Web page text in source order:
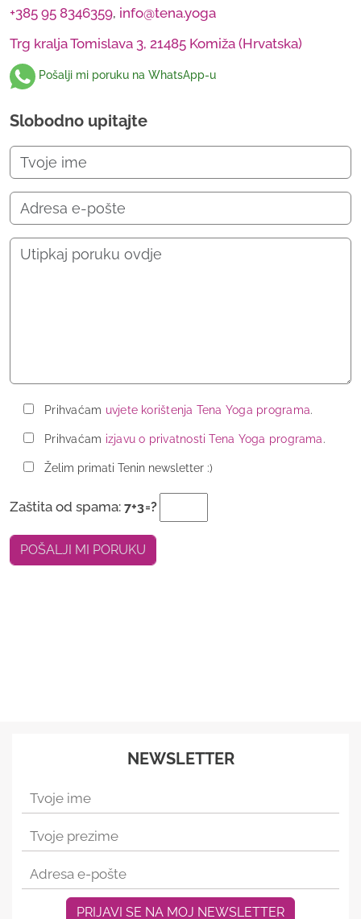
+385 95 8346359, info@tena.yoga
Trg kralja Tomislava 3, 21485 Komiža (Hrvatska)
Pošalji mi poruku na WhatsApp-u
Slobodno upitajte
Please leave this field empty.
Please leave this field empty.
Please leave this field empty.
Prihvaćam uvjete korištenja Tena Yoga programa.
Prihvaćam izjavu o privatnosti Tena Yoga programa.
Želim primati Tenin newsletter :)
Zaštita od spama: 7+3=?
POŠALJI MI PORUKU
NEWSLETTER
PRIJAVI SE NA MOJ NEWSLETTER